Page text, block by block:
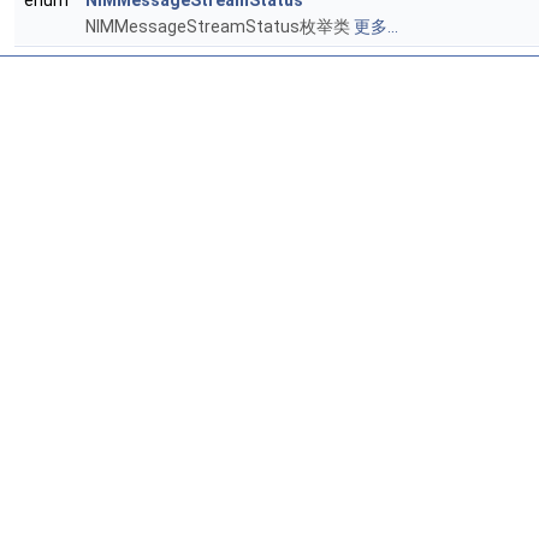
NIMMessageStreamStatus枚举类更多...